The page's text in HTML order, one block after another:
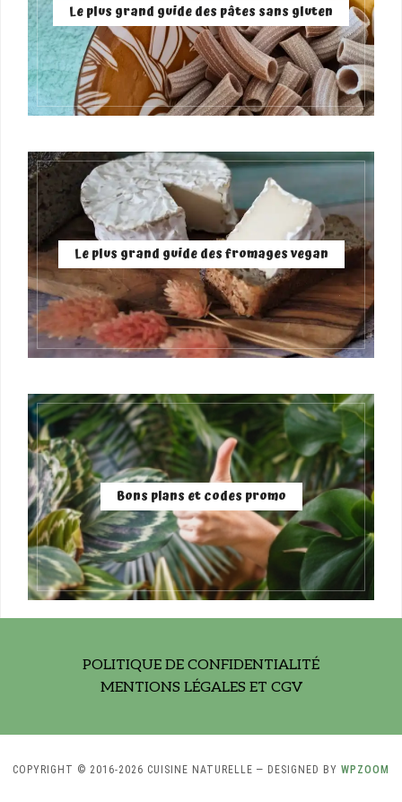
Le plus grand guide des pâtes sans gluten
Le plus grand guide des fromages vegan
Bons plans et codes promo
POLITIQUE DE CONFIDENTIALITÉ
MENTIONS LÉGALES ET CGV
COPYRIGHT © 2016-2026 CUISINE NATURELLE — DESIGNED BY WPZOOM